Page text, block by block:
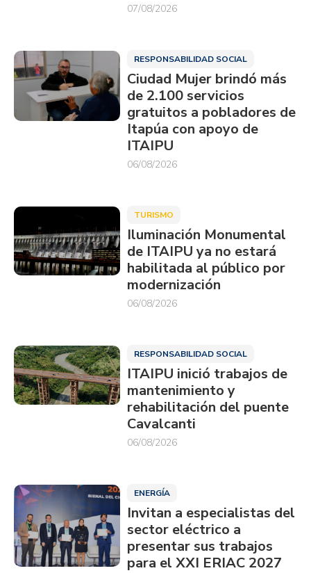
07/08/2026
RESPONSABILIDAD SOCIAL
Ciudad Mujer brindó más
de 2.100 servicios
gratuitos a pobladores de
Itapúa con apoyo de
ITAIPU
06/08/2026
TURISMO
Iluminación Monumental
de ITAIPU ya no estará
habilitada al público por
modernización
06/08/2026
RESPONSABILIDAD SOCIAL
ITAIPU inició trabajos de
mantenimiento y
rehabilitación del puente
Cavalcanti
06/08/2026
ENERGÍA
Invitan a especialistas del
sector eléctrico a
presentar sus trabajos
para el XXI ERIAC 2027